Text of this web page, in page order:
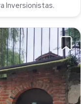
Inversionistas.